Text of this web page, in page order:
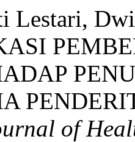
Lestari,
of